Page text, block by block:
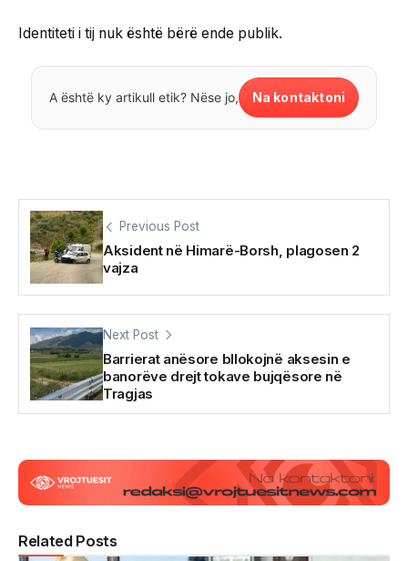
Identiteti i tij nuk është bërë ende publik.
A është ky artikull etik? Nëse jo, Na kontaktoni
Previous Post
Aksident në Himarë-Borsh, plagosen 2
vajza
Next Post
Barrierat anësore bllokojnë aksesin e
banorëve drejt tokave bujqësore në
Tragjas
Related Posts